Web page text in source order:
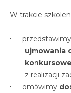
W trakcie
przedstawimy
ujmowania
z realizacji
omówimy